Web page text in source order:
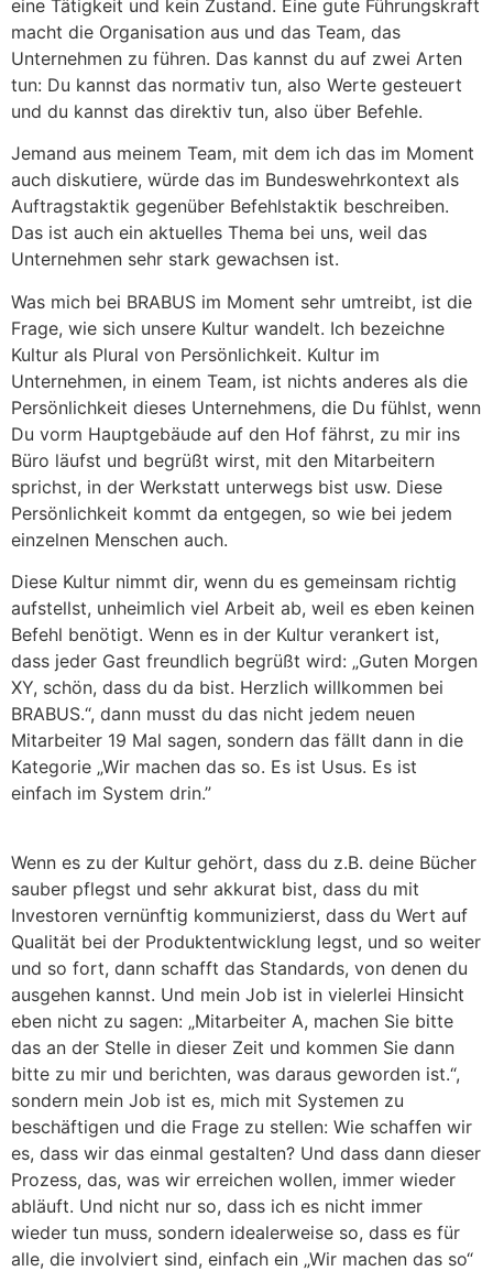
eine Tätigkeit und kein Zustand. Eine gute Führungskraft
macht die Organisation aus und das Team, das
Unternehmen zu führen. Das kannst du auf zwei Arten
tun: Du kannst das normativ tun, also Werte gesteuert
und du kannst das direktiv tun, also über Befehle.
Jemand aus meinem Team, mit dem ich das im Moment
auch diskutiere, würde das im Bundeswehrkontext als
Auftragstaktik gegenüber Befehlstaktik beschreiben.
Das ist auch ein aktuelles Thema bei uns, weil das
Unternehmen sehr stark gewachsen ist.
Was mich bei BRABUS im Moment sehr umtreibt, ist die
Frage, wie sich unsere Kultur wandelt. Ich bezeichne
Kultur als Plural von Persönlichkeit. Kultur im
Unternehmen, in einem Team, ist nichts anderes als die
Persönlichkeit dieses Unternehmens, die Du fühlst, wenn
Du vorm Hauptgebäude auf den Hof fährst, zu mir ins
Büro läufst und begrüßt wirst, mit den Mitarbeitern
sprichst, in der Werkstatt unterwegs bist usw. Diese
Persönlichkeit kommt da entgegen, so wie bei jedem
einzelnen Menschen auch.
Diese Kultur nimmt dir, wenn du es gemeinsam richtig
aufstellst, unheimlich viel Arbeit ab, weil es eben keinen
Befehl benötigt. Wenn es in der Kultur verankert ist,
dass jeder Gast freundlich begrüßt wird: „Guten Morgen
XY, schön, dass du da bist. Herzlich willkommen bei
BRABUS.“, dann musst du das nicht jedem neuen
Mitarbeiter 19 Mal sagen, sondern das fällt dann in die
Kategorie „Wir machen das so. Es ist Usus. Es ist
einfach im System drin.”
Wenn es zu der Kultur gehört, dass du z.B. deine Bücher
sauber pflegst und sehr akkurat bist, dass du mit
Investoren vernünftig kommunizierst, dass du Wert auf
Qualität bei der Produktentwicklung legst, und so weiter
und so fort, dann schafft das Standards, von denen du
ausgehen kannst. Und mein Job ist in vielerlei Hinsicht
eben nicht zu sagen: „Mitarbeiter A, machen Sie bitte
das an der Stelle in dieser Zeit und kommen Sie dann
bitte zu mir und berichten, was daraus geworden ist.“,
sondern mein Job ist es, mich mit Systemen zu
beschäftigen und die Frage zu stellen: Wie schaffen wir
es, dass wir das einmal gestalten? Und dass dann dieser
Prozess, das, was wir erreichen wollen, immer wieder
abläuft. Und nicht nur so, dass ich es nicht immer
wieder tun muss, sondern idealerweise so, dass es für
alle, die involviert sind, einfach ein „Wir machen das so“